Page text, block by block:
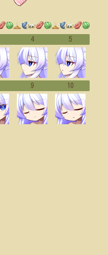
4 5
9 10